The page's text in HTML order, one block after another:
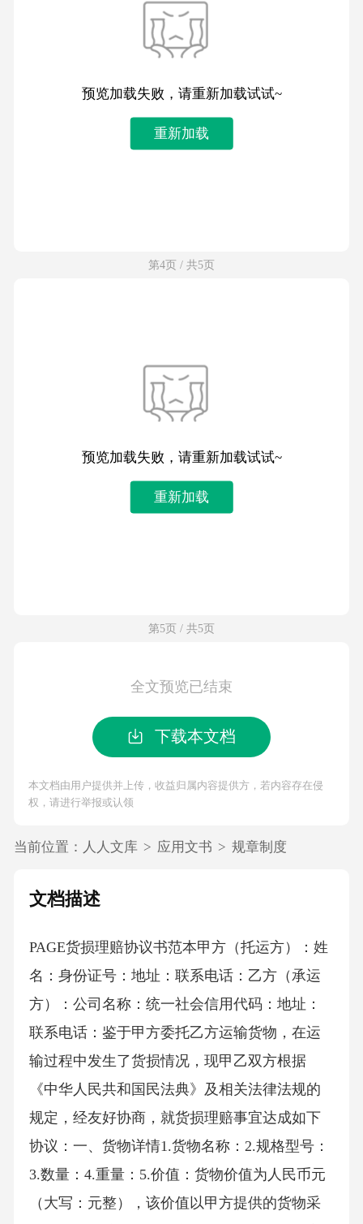
预览加载失败，请重新加载试试~
重新加载
第4页 / 共5页
预览加载失败，请重新加载试试~
重新加载
第5页 / 共5页
全文预览已结束
下载本文档
本文档由用户提供并上传，收益归属内容提供方，若内容存在侵
权，请进行举报或认领
当前位置： 人人文库 > 应用文书 > 规章制度
文档描述
PAGE货损理赔协议书范本 甲方（托运方）：姓
名：身份证号：地址：联系电话：乙方（承运
方）：公司名称：统一社会信用代码：地址：
联系电话：鉴于甲方委托乙方运输货物，在运
输过程中发生了货损情况，现甲乙双方根据
《中华人民共和国民法典》及相关法律法规的
规定，经友好协商，就货损理赔事宜达成如下
协议：一、货物详情1.货物名称：2.规格型号：
3.数量：4.重量：5.价值：货物价值为人民币元
（大写：元整），该价值以甲方提供的货物采